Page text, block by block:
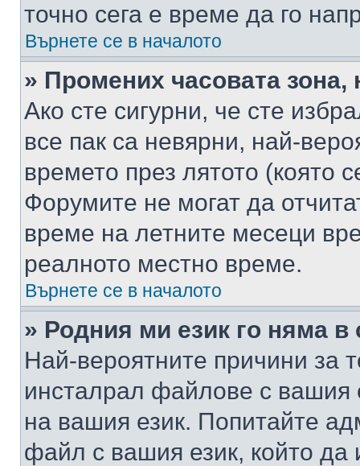
точно сега е време да го
Върнете се в началото
» Промених часовата
Ако сте сигурни, че сте
все пак са невярни, най-
времето през лятото (която
Форумите не могат да
време на летните месеци
реалното местно време.
Върнете се в началото
» Родния ми език го няма в
Най-вероятните причини за
инсталрал файлове с вашия
на вашия език. Попитайте
файл с вашия език, който да